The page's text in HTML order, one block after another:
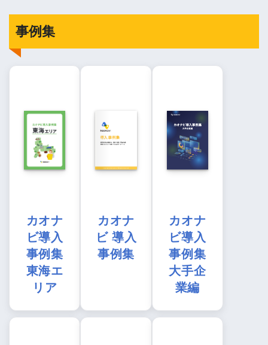
事例集
カオナ
ビ導入
事例集
東海エ
リア
カオナ
ビ 導入
事例集
カオナ
ビ導入
事例集
大手企
業編